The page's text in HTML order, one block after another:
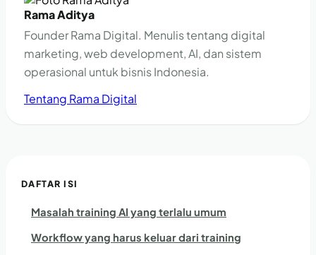
Rama Aditya
Founder Rama Digital. Menulis tentang digital
marketing, web development, AI, dan sistem
operasional untuk bisnis Indonesia.
Tentang Rama Digital
DAFTAR ISI
Masalah training AI yang terlalu umum
Workflow yang harus keluar dari training